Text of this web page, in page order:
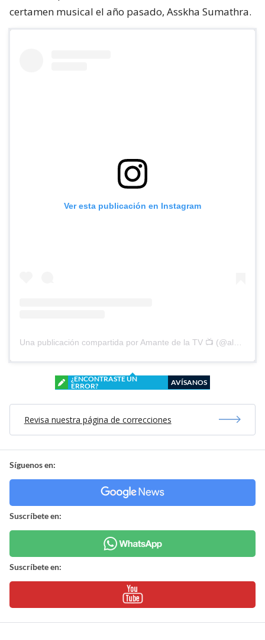
certamen musical el año pasado, Asskha Sumathra.
Ver esta publicación en Instagram
¿ENCONTRASTE UN
ERROR?
AVÍSANOS
Revisa nuestra página de correcciones
Síguenos en:
Suscríbete en:
Suscríbete en: